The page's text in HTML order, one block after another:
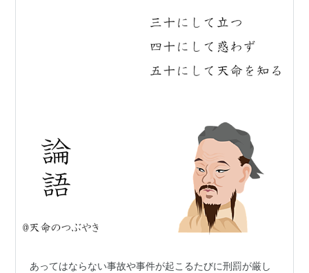
あってはならない事故や事件が起こるたびに刑罰が厳し